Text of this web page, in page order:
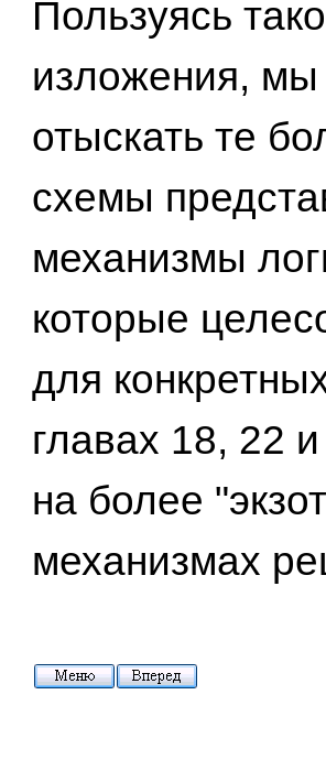
Пользуясь
изложения, мы
отыскать те
схемы
механизмы
которые
для
главах 18, 22
на более
механизмах